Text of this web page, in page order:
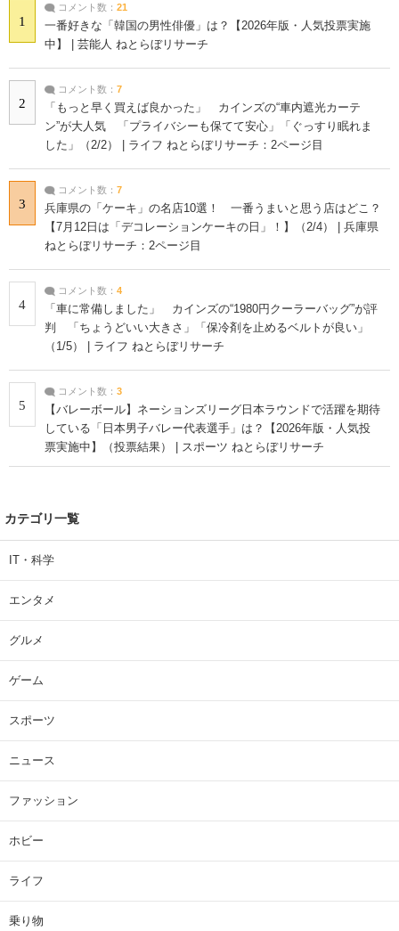
1
コメント数： 21
一番好きな「韓国の男性俳優」は？【2026年版・人気投票実施
中】 | 芸能人 ねとらぼリサーチ
2
コメント数： 7
「もっと早く買えば良かった」 カインズの“車内遮光カーテ
ン”が大人気 「プライバシーも保てて安心」「ぐっすり眠れま
した」（2/2） | ライフ ねとらぼリサーチ：2ページ目
3
コメント数： 7
兵庫県の「ケーキ」の名店10選！ 一番うまいと思う店はどこ？
【7月12日は「デコレーションケーキの日」！】（2/4） | 兵庫県
ねとらぼリサーチ：2ページ目
4
コメント数： 4
「車に常備しました」 カインズの“1980円クーラーバッグ”が評
判 「ちょうどいい大きさ」「保冷剤を止めるベルトが良い」
（1/5） | ライフ ねとらぼリサーチ
5
コメント数： 3
【バレーボール】ネーションズリーグ日本ラウンドで活躍を期待
している「日本男子バレー代表選手」は？【2026年版・人気投
票実施中】（投票結果） | スポーツ ねとらぼリサーチ
カテゴリ一覧
IT・科学
エンタメ
グルメ
ゲーム
スポーツ
ニュース
ファッション
ホビー
ライフ
乗り物